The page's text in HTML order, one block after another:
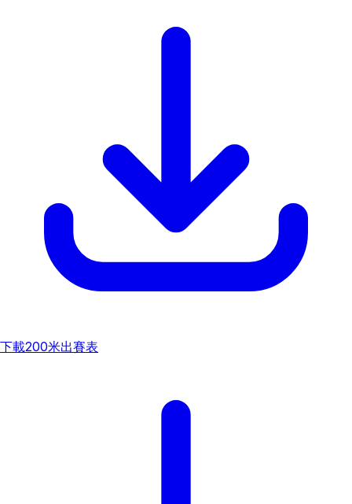
下載200米出賽表